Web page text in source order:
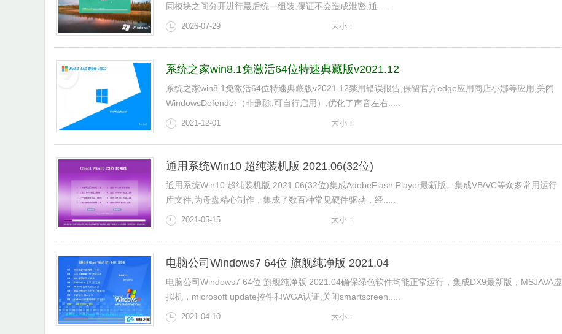
同模块之间分开进行最后统一组装,保证不会造成泄密,通.....
2026-07-29 大小：
系统之家win8.1免激活64位特速典藏版v2021.12
系统之家win8.1免激活64位特速典藏版v2021.12禁用错误报告,保留官方edge应用商店小娜等应用,关闭
WindowsDefender（非删除,可自行启用）,优化了声音左右.....
2021-12-01 大小：
通用系统Win10 超纯装机版 2021.06(32位)
通用系统Win10 超纯装机版 2021.06(32位)集成AdobeFlash Player最新版、集成VB/VC等众多常用运行
库文件,为母盘精心制作，集成了数百种常见硬件驱动，经.....
2021-05-15 大小：
电脑公司Windows7 64位 旗舰纯净版 2021.04
电脑公司Windows7 64位 旗舰纯净版 2021.04确保绿色软件均能正常运行，集成DX9最新版，MSJAVA虚
拟机，microsoft update控件和WGA认证,关闭smartscreen.....
2021-04-10 大小：